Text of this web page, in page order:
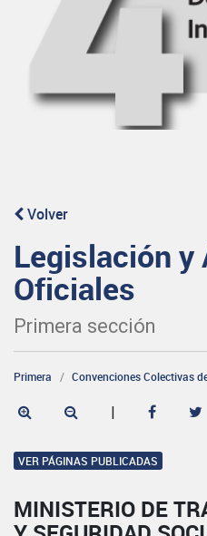
Volver
Legislación y
Oficiales
Primera sección
Primera Convenciones Colectivas
|
VER PÁGINAS PUBLICADAS
MINISTERIO DE